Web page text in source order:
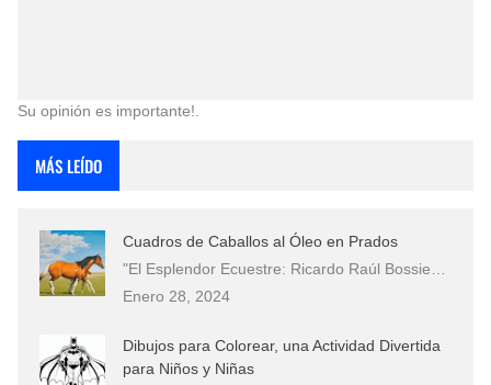
Su opinión es importante!.
MÁS LEÍDO
Cuadros de Caballos al Óleo en Prados
"El Esplendor Ecuestre: Ricardo Raúl Bossie…
Enero 28, 2024
Dibujos para Colorear, una Actividad Divertida
para Niños y Niñas